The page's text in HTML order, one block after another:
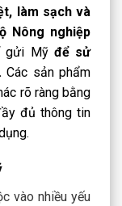
làm sạch và
Nông nghiệp
gửi Mỹ để sử
Các sản phẩm
rõ ràng bằng
đủ thông tin
vào nhiều yếu